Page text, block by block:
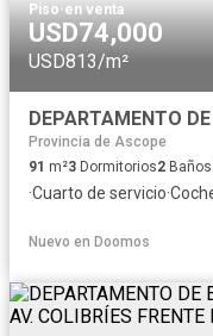
Piso·en venta
USD74,000
USD813/m²
Provincia de Ascope
91 m²3 Dormitorios2 Baños
·Cuarto de servicio·
Nuevo en Doomos